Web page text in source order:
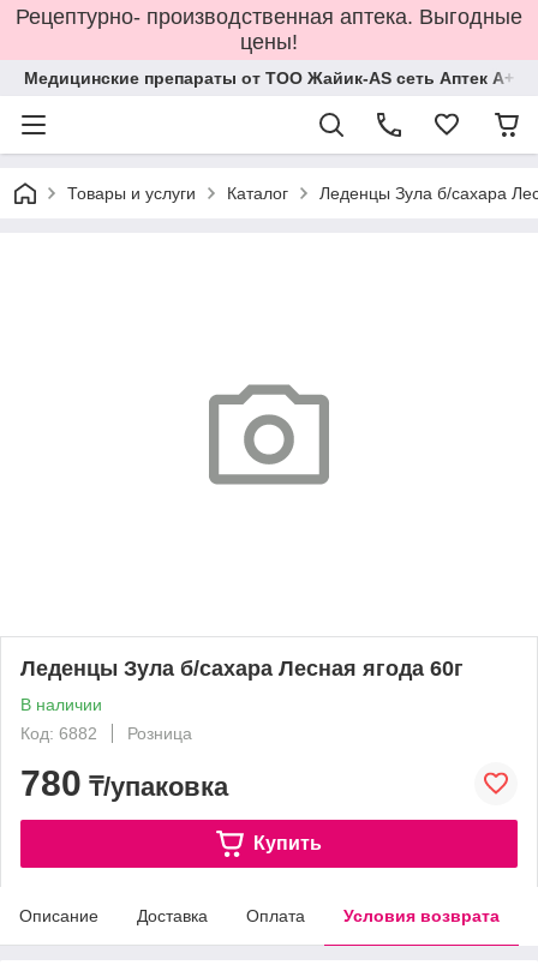
Рецептурно- производственная аптека. Выгодные
цены!
Медицинские препараты от ТОО Жайик-AS сеть Аптек А+
Товары и услуги Каталог Леденцы Зула б/сахара
Леденцы Зула б/сахара Лесная ягода 60г
В наличии
Код: 6882
Розница
780 ₸/упаковка
Купить
Описание Доставка Оплата Условия возврата